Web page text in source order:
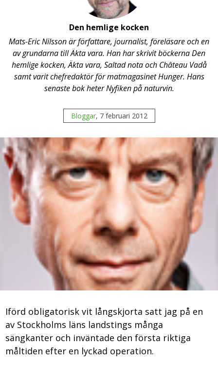
Den hemlige kocken
Mats-Eric Nilsson är författare, journalist, föreläsare och en
av grundarna till Äkta vara. Han har skrivit böckerna Den
hemlige kocken, Äkta vara, Saltad nota och Château Vadå
samt varit chefredaktör för matmagasinet Hunger. Hans
senaste bok heter Nyfiken på naturvin.
Bloggar, 7 februari 2012
Iförd obligatorisk vit långskjorta satt jag på en
av Stockholms läns landstings många
sängkanter och inväntade den första riktiga
måltiden efter en lyckad operation.